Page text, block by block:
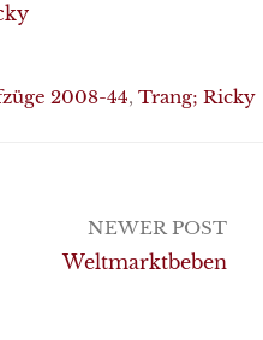
2008-44, Trang; Ricky
NEWER POST
Weltmarktbeben